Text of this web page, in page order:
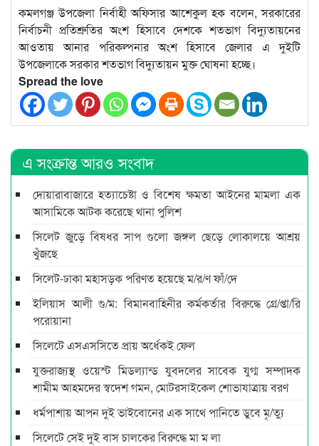
কমলগঞ্জ উপজেলা নির্বাহী অফিসার আশেকুল হক বলেন, সরকারের
নির্বাচনী প্রতিশ্রুতির অংশ হিসাবে দেশকে শতভাগ বিদ্যুতায়নের
আওতায় আনার পরিকল্পনার অংশ হিসাবে জেলার এ দুইটি
উপজেলাকে সরকার শতভাগ বিদ্যুতায়ন মুক্ত ঘোষনা হচ্ছে।
Spread the love
এ সংক্রান্ত আরও সংবাদ
দোয়ারাবাজারে হত্যাচেষ্টা ও বিশেষ ক্ষমতা আইনের মামলা এক
আসামিকে আটক করেছে থানা পুলিশ
সিলেট জুড়ে বিষধর সাপ গুলো জঙ্গল ছেড়ে লোকালয়ে আশ্রয়
খুঁজছে
সিলেট-ঢাকা মহাসড়ক পরিণত হয়েছে ম/র/ণ ফাঁ/দে
ইলিয়াস আলী গু/ম: বিমানবাহিনীর কর্মকর্তার বিরুদ্ধে গ্রে/প্তা/রি
পরোয়ানা
সিলেটে এসএসসিতে প্রায় অর্ধেকই ফেল
যুক্তরাজ্যস্থ ওয়েস্ট মিডল্যান্ড যুবদলের সাবেক যুগ্ম সম্পাদক
শামীম আহমদের স্বদেশ গমন, মোটরসাইকেল শোভাযাত্রায় বরণ
ধর্মপাশায় আপন দুই ভাইবোনের এক সাথে পানিতে ডুবে মৃ/ত্যু
সিলেটে সেই দুই বাস চালকের বিরুদ্ধে মা ম লা